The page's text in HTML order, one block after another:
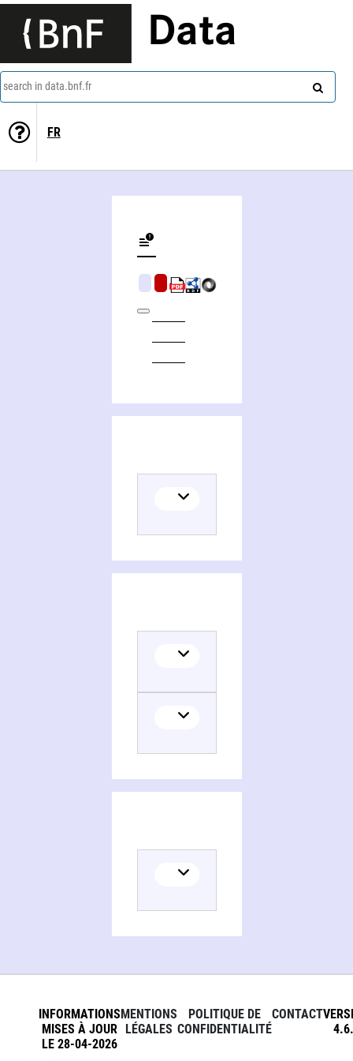
Data
search in data.bnf.fr
FR
INFORMATIONS
MISES À JOUR
LE 28-04-2026
MENTIONS
LÉGALES
POLITIQUE DE
CONFIDENTIALITÉ
CONTACT